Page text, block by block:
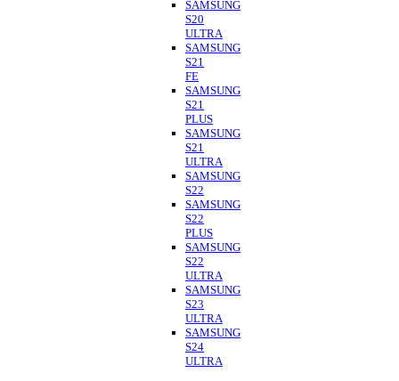
SAMSUNG
S20
ULTRA
SAMSUNG
S21
FE
SAMSUNG
S21
PLUS
SAMSUNG
S21
ULTRA
SAMSUNG
S22
SAMSUNG
S22
PLUS
SAMSUNG
S22
ULTRA
SAMSUNG
S23
ULTRA
SAMSUNG
S24
ULTRA